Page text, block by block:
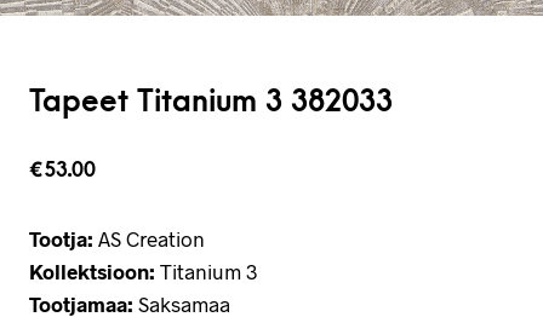
Tapeet Titanium 3 382033
€53.00
Tootja: AS Creation
Kollektsioon: Titanium 3
Tootjamaa: Saksamaa